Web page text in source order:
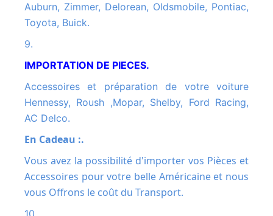
Auburn, Zimmer, Delorean, Oldsmobile, Pontiac,
Toyota, Buick.
9.
IMPORTATION DE PIECES.
Accessoires et préparation de votre voiture
Hennessy, Roush ,Mopar, Shelby, Ford Racing,
AC Delco.
En Cadeau :.
Vous avez la possibilité d'importer vos Pièces et
Accessoires pour votre belle Américaine et nous
vous Offrons le coût du Transport.